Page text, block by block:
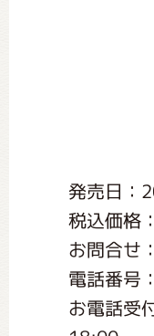
発売日：
税込価格
お問合せ
電話番号
お電話受
くま